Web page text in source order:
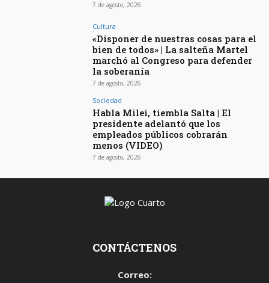
7 de agosto, 2026
Cultura
«Disponer de nuestras cosas para el
bien de todos» | La salteña Martel
marchó al Congreso para defender
la soberanía
7 de agosto, 2026
Sociedad
Habla Milei, tiembla Salta | El
presidente adelantó que los
empleados públicos cobrarán
menos (VIDEO)
7 de agosto, 2026
CONTÁCTENOS
Correo: